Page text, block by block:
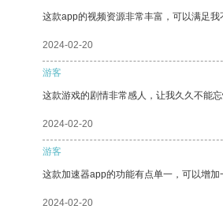
这款app的视频资源非常丰富，可以满足我
2024-02-20
游客
这款游戏的剧情非常感人，让我久久不能忘
2024-02-20
游客
这款加速器app的功能有点单一，可以增
2024-02-20